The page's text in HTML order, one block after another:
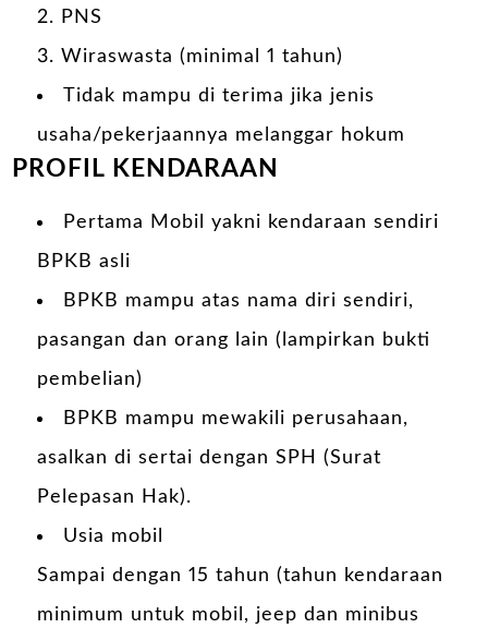
2. PNS
3. Wiraswasta (minimal 1 tahun)
Tidak mampu di terima jika jenis
usaha/pekerjaannya melanggar hokum
PROFIL KENDARAAN
Pertama Mobil yakni kendaraan sendiri
BPKB asli
BPKB mampu atas nama diri sendiri,
pasangan dan orang lain (lampirkan bukti
pembelian)
BPKB mampu mewakili perusahaan,
asalkan di sertai dengan SPH (Surat
Pelepasan Hak).
Usia mobil
Sampai dengan 15 tahun (tahun kendaraan
minimum untuk mobil, jeep dan minibus